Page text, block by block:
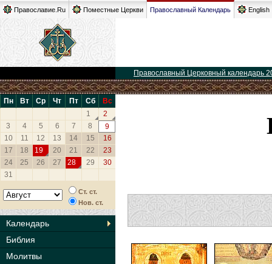
Православие.Ru Поместные Церкви Православный Календарь English
Православный Церковный календарь
Пн Вт Ср Чт Пт Сб
Вс
1
2
3
4 5 6 7 8
9
10
11 12 13 14 15
16
17
18 19 20 21 22
23
24
25 26 27 28 29
30
31
Ст. ст.
Нов. ст.
Календарь
Библия
Молитвы